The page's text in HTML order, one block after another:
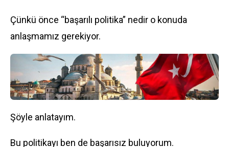
Çünkü önce “başarılı politika” nedir o konuda
anlaşmamız gerekiyor.
Şöyle anlatayım.
Bu politikayı ben de başarısız buluyorum.